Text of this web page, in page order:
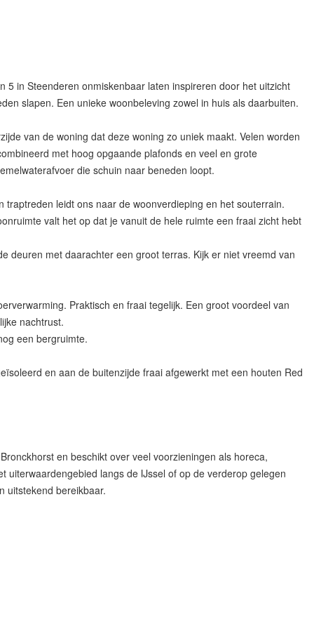
5 in Steenderen onmiskenbaar laten inspireren door het uitzicht
slapen. Een unieke woonbeleving zowel in huis als daarbuiten.
van de woning dat deze woning zo uniek maakt. Velen worden
met hoog opgaande plafonds en veel en grote
die schuin naar beneden loopt.
leidt ons naar de woonverdieping en het souterrain.
valt het op dat je vanuit de hele ruimte een fraai zicht hebt
deuren met daarachter een groot terras. Kijk er niet vreemd van
Praktisch en fraai tegelijk. Een groot voordeel van
nachtrust.
een bergruimte.
en aan de buitenzijde fraai afgewerkt met een houten Red
en beschikt over veel voorzieningen als horeca,
langs de IJssel of op de verderop gelegen
uitstekend bereikbaar.